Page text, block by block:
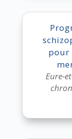
pour
Eure-